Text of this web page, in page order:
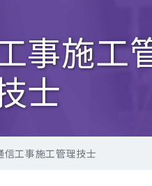
事施工
士
信工事施工管理技士